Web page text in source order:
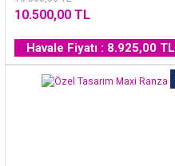
10.500,00 TL
Havale Fiyatı : 8.925,00 TL